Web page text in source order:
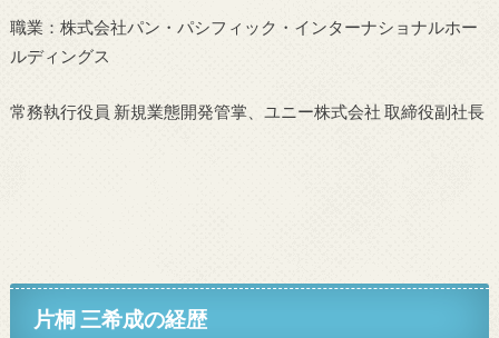
職業：株式会社パン・パシフィック・インターナショナルホー
ルディングス
常務執行役員 新規業態開発管掌、ユニー株式会社 取締役副社長
片桐 三希成の経歴